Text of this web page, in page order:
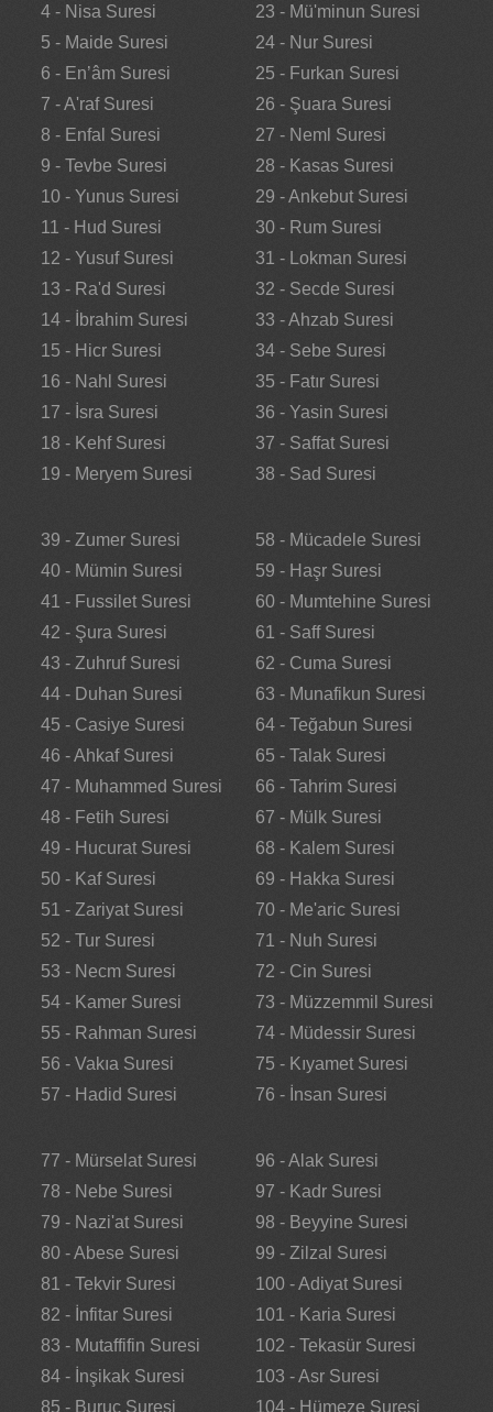
4 - Nisa Suresi
5 - Maide Suresi
6 - En’âm Suresi
7 - A'raf Suresi
8 - Enfal Suresi
9 - Tevbe Suresi
10 - Yunus Suresi
11 - Hud Suresi
12 - Yusuf Suresi
13 - Ra'd Suresi
14 - İbrahim Suresi
15 - Hicr Suresi
16 - Nahl Suresi
17 - İsra Suresi
18 - Kehf Suresi
19 - Meryem Suresi
23 - Mü'minun Suresi
24 - Nur Suresi
25 - Furkan Suresi
26 - Şuara Suresi
27 - Neml Suresi
28 - Kasas Suresi
29 - Ankebut Suresi
30 - Rum Suresi
31 - Lokman Suresi
32 - Secde Suresi
33 - Ahzab Suresi
34 - Sebe Suresi
35 - Fatır Suresi
36 - Yasin Suresi
37 - Saffat Suresi
38 - Sad Suresi
39 - Zumer Suresi
40 - Mümin Suresi
41 - Fussilet Suresi
42 - Şura Suresi
43 - Zuhruf Suresi
44 - Duhan Suresi
45 - Casiye Suresi
46 - Ahkaf Suresi
47 - Muhammed Suresi
48 - Fetih Suresi
49 - Hucurat Suresi
50 - Kaf Suresi
51 - Zariyat Suresi
52 - Tur Suresi
53 - Necm Suresi
54 - Kamer Suresi
55 - Rahman Suresi
56 - Vakıa Suresi
57 - Hadid Suresi
58 - Mücadele Suresi
59 - Haşr Suresi
60 - Mumtehine Suresi
61 - Saff Suresi
62 - Cuma Suresi
63 - Munafikun Suresi
64 - Teğabun Suresi
65 - Talak Suresi
66 - Tahrim Suresi
67 - Mülk Suresi
68 - Kalem Suresi
69 - Hakka Suresi
70 - Me'aric Suresi
71 - Nuh Suresi
72 - Cin Suresi
73 - Müzzemmil Suresi
74 - Müdessir Suresi
75 - Kıyamet Suresi
76 - İnsan Suresi
77 - Mürselat Suresi
78 - Nebe Suresi
79 - Nazi'at Suresi
80 - Abese Suresi
81 - Tekvir Suresi
82 - İnfitar Suresi
83 - Mutaffifin Suresi
84 - İnşikak Suresi
85 - Buruc Suresi
96 - Alak Suresi
97 - Kadr Suresi
98 - Beyyine Suresi
99 - Zilzal Suresi
100 - Adiyat Suresi
101 - Karia Suresi
102 - Tekasür Suresi
103 - Asr Suresi
104 - Hümeze Suresi